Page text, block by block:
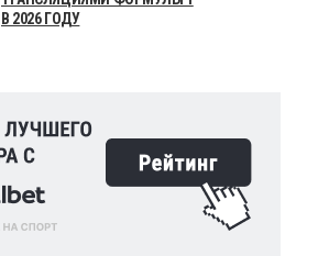
В 2026 ГОДУ